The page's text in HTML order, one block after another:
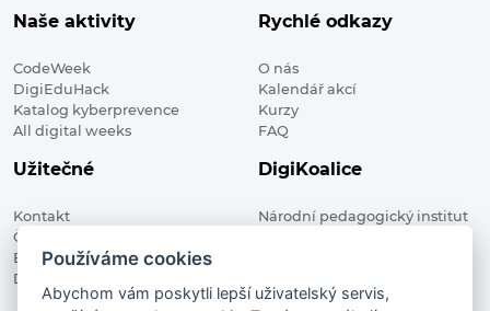
Naše aktivity
CodeWeek
DigiEduHack
Katalog kyberprevence
All digital weeks
Rychlé odkazy
O nás
Kalendář akcí
Kurzy
FAQ
Užitečné
Kontakt
Členské organizace
Blog
Digitalizace ve vzdělávání
DigiKoalice
Národní pedagogický institut
Používáme cookies
Abychom vám poskytli lepší uživatelský servis,